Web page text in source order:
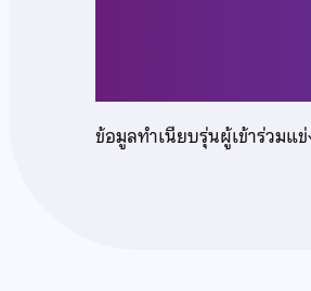
ข้อมูลทำเนียบรุ่นผู้เข้าร่วมแ